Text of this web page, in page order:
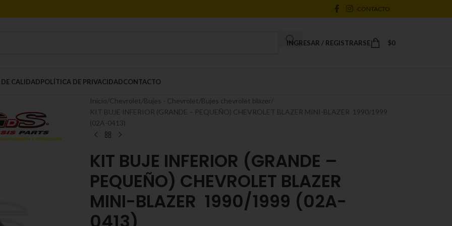
CONTACTO
INGRESAR / REGISTRARSE $0
CALIDADPOLÍTICA DE PRIVACIDADCONTACTO
Inicio Chevrolet Bujes - Chevrolet Bujes chevrolet blazer
KIT BUJE INFERIOR (GRANDE – PEQUEÑO) CHEVROLET BLAZER MINI-BLAZER 1990/1999
(02A-0413)
KIT BUJE INFERIOR (GRANDE –
PEQUEÑO) CHEVROLET BLAZER
MINI-BLAZER 1990/1999 (02A-